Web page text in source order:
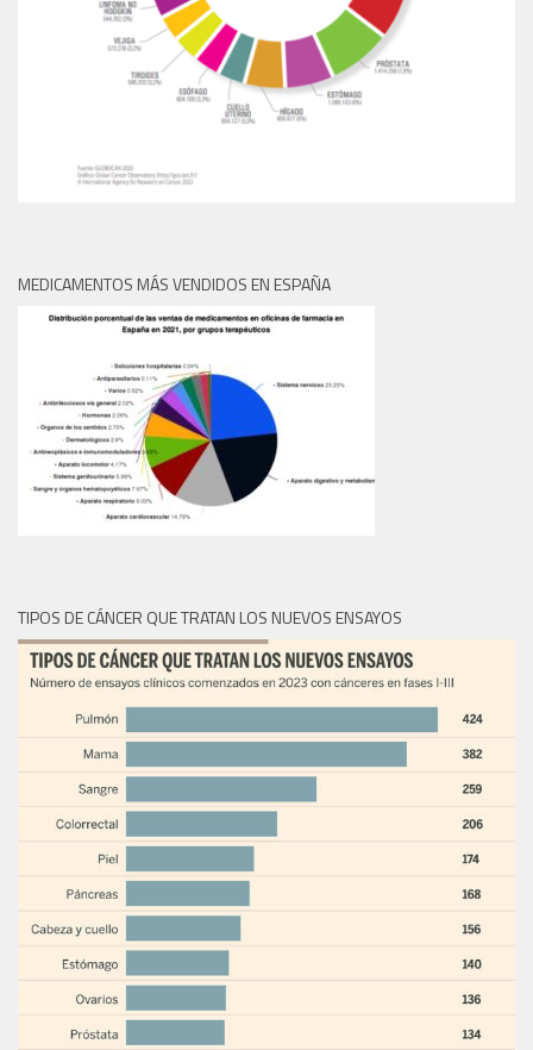
MEDICAMENTOS MÁS VENDIDOS EN ESPAÑA
TIPOS DE CÁNCER QUE TRATAN LOS NUEVOS ENSAYOS